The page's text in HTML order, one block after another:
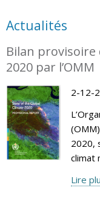
Actualités
Bilan provisoire
2020 par l’OMM
2-12-
2020,
climat
Lire